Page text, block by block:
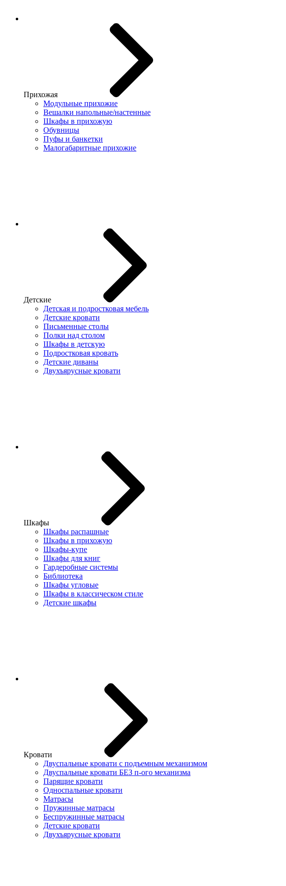
Прихожая
Модульные прихожие
Вешалки напольные/настенные
Шкафы в прихожую
Обувницы
Пуфы и банкетки
Малогабаритные прихожие
Детские
Детская и подростковая мебель
Детские кровати
Письменные столы
Полки над столом
Шкафы в детскую
Подростковая кровать
Детские диваны
Двухъярусные кровати
Шкафы
Шкафы распашные
Шкафы в прихожую
Шкафы-купе
Шкафы для книг
Гардеробные системы
Библиотека
Шкафы угловые
Шкафы в классическом стиле
Детские шкафы
Кровати
Двуспальные кровати с подъемным механизмом
Двуспальные кровати БЕЗ п-ого механизма
Парящие кровати
Односпальные кровати
Матрасы
Пружинные матрасы
Беспружинные матрасы
Детские кровати
Двухъярусные кровати